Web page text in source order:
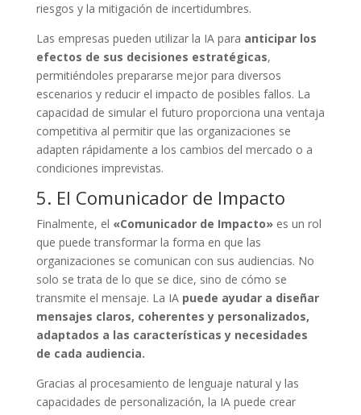
riesgos y la mitigación de incertidumbres.
Las empresas pueden utilizar la IA para anticipar los
efectos de sus decisiones estratégicas,
permitiéndoles prepararse mejor para diversos
escenarios y reducir el impacto de posibles fallos. La
capacidad de simular el futuro proporciona una ventaja
competitiva al permitir que las organizaciones se
adapten rápidamente a los cambios del mercado o a
condiciones imprevistas.
5. El Comunicador de Impacto
Finalmente, el «Comunicador de Impacto»es un rol
que puede transformar la forma en que las
organizaciones se comunican con sus audiencias. No
solo se trata de lo que se dice, sino de cómo se
transmite el mensaje. La IA puede ayudar a diseñar
mensajes claros, coherentes y personalizados,
adaptados a las características y necesidades
de cada audiencia.
Gracias al procesamiento de lenguaje natural y las
capacidades de personalización, la IA puede crear